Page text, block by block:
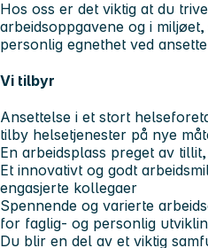
Hos oss er det viktig at du
arbeidsoppgavene og i
personlig egnethet ved
Vi tilbyr
Ansettelse i et stort
tilby helsetjenester på nye
En arbeidsplass preget av
Et innovativt og godt
engasjerte kollegaer
Spennende og varierte
for faglig- og personlig
Du blir en del av et viktig